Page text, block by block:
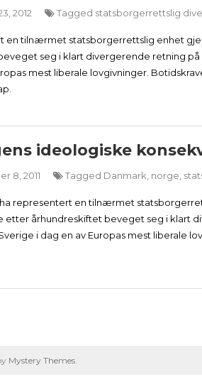
2012 Tagged statsborgerrettslig
en tilnærmet statsborgerrettslig enhet
seg i klart divergerende retning
mest liberale lovgivninger.
ideologiske
8, 2011 Tagged Danmark norge
representert en tilnærmet
etter århundreskiftet beveget seg i klart
i dag en av Europas mest liberale
Mystery Themes.